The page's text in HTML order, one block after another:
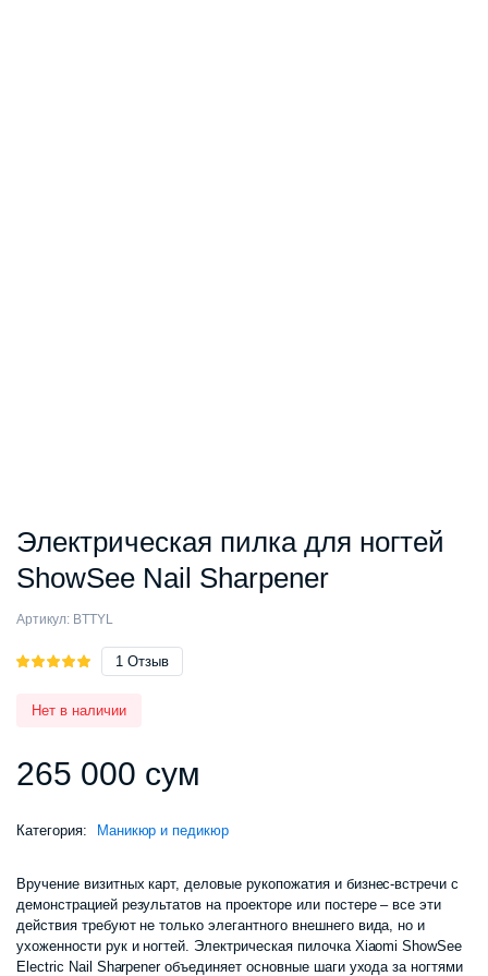
Электрическая пилка для ногтей
ShowSee Nail Sharpener
Артикул: BTTYL
Рейтинг
на основе
1Отзыв
Нет в наличии
265 000 сум
Категория: Маникюр и педикюр
Вручение визитных карт, деловые рукопожатия и бизнес-встречи с
демонстрацией результатов на проекторе или постере – все эти
действия требуют не только элегантного внешнего вида, но и
ухоженности рук и ногтей. Электрическая пилочка Xiaomi ShowSee
Electric Nail Sharpener объединяет основные шаги ухода за ногтями